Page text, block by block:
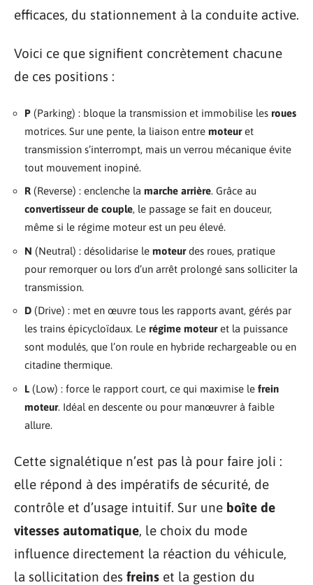
efficaces, du stationnement à la conduite active.
Voici ce que signifient concrètement chacune
de ces positions :
P (Parking) : bloque la transmission et immobilise les roues
motrices. Sur une pente, la liaison entre moteuret
transmission s’interrompt, mais un verrou mécanique évite
tout mouvement inopiné.
R (Reverse) : enclenche la marche arrière. Grâce au
convertisseur de couple, le passage se fait en douceur,
même si le régime moteur est un peu élevé.
N (Neutral) : désolidarise le moteurdes roues, pratique
pour remorquer ou lors d’un arrêt prolongé sans solliciter la
transmission.
D (Drive) : met en œuvre tous les rapports avant, gérés par
les trains épicycloïdaux. Le régime moteuret la puissance
sont modulés, que l’on roule en hybride rechargeable ou en
citadine thermique.
L (Low) : force le rapport court, ce qui maximise le frein
moteur. Idéal en descente ou pour manœuvrer à faible
allure.
Cette signalétique n’est pas là pour faire joli :
elle répond à des impératifs de sécurité, de
contrôle et d’usage intuitif. Sur une boîte de
vitesses automatique, le choix du mode
influence directement la réaction du véhicule,
la sollicitation des freins et la gestion du